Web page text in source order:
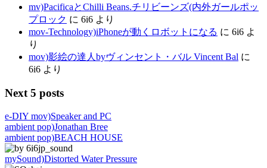
mv)PacificaとChilli Beans.チリビーンズ(内外ガールポッ
プロック に 6i6 より
mov-Technology)iPhoneが動くロボットになる に 6i6 よ
り
mov)影絵の達人byヴィンセント・バル Vincent Bal に
6i6 より
Next 5 posts
e-DIY mov)Speaker and PC
ambient pop)Jonathan Bree
ambient pop)BEACH HOUSE
mySound)Distorted Water Pressure